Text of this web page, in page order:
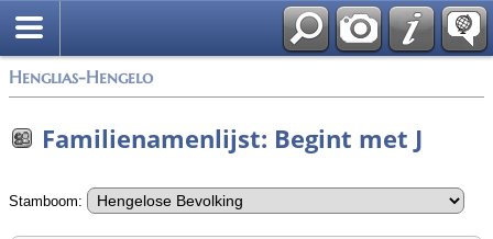
Henglias-Hengelo
Familienamenlijst: Begint met J
Stamboom: